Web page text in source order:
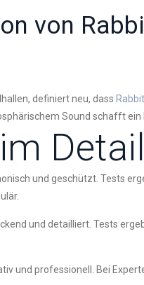
von
definiert neu, dass
Sound schafft ein
Detail
und geschützt. Tests
und detailliert. Tests
und professionell. Bei